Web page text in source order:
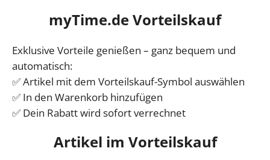
myTime.de Vorteilskauf
Exklusive Vorteile genießen – ganz bequem und
automatisch:
✅ Artikel mit dem Vorteilskauf-Symbol auswählen
✅ In den Warenkorb hinzufügen
✅ Dein Rabatt wird sofort verrechnet
Artikel im Vorteilskauf